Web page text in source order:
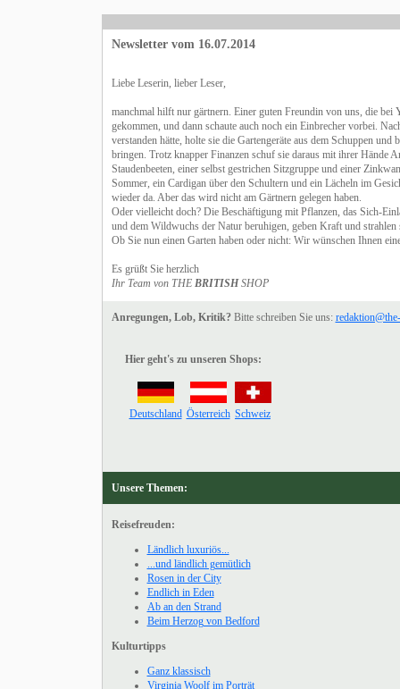
Newsletter vom 16.07.2014
Liebe Leserin, lieber Leser,
manchmal hilft nur gärtnern. Einer guten Freundin von uns, die bei
gekommen, und dann schaute auch noch ein Einbrecher vorbei.
verstanden hätte, holte sie die Gartengeräte aus dem Schuppen
bringen. Trotz knapper Finanzen schuf sie daraus mit ihrer Hände
Staudenbeeten, einer selbst gestrichen Sitzgruppe und einer
Sommer, ein Cardigan über den Schultern und ein Lächeln im
wieder da. Aber das wird nicht am Gärtnern gelegen haben.
Oder vielleicht doch? Die Beschäftigung mit Pflanzen, das Sich-
und dem Wildwuchs der Natur beruhigen, geben Kraft und
Ob Sie nun einen Garten haben oder nicht: Wir wünschen Ihnen
Es grüßt Sie herzlich
Ihr Team von THE BRITISHSHOP
Anregungen, Lob, Kritik?Bitte schreiben Sie uns:
Hier geht's zu unseren Shops:
Deutschland Österreich Schweiz
Unsere Themen:
Reisefreuden:
Ländlich luxuriös...
...und ländlich gemütlich
Rosen in der City
Endlich in Eden
Ab an den Strand
Beim Herzog von Bedford
Kulturtipps
Ganz klassisch
Virginia Woolf im Porträt